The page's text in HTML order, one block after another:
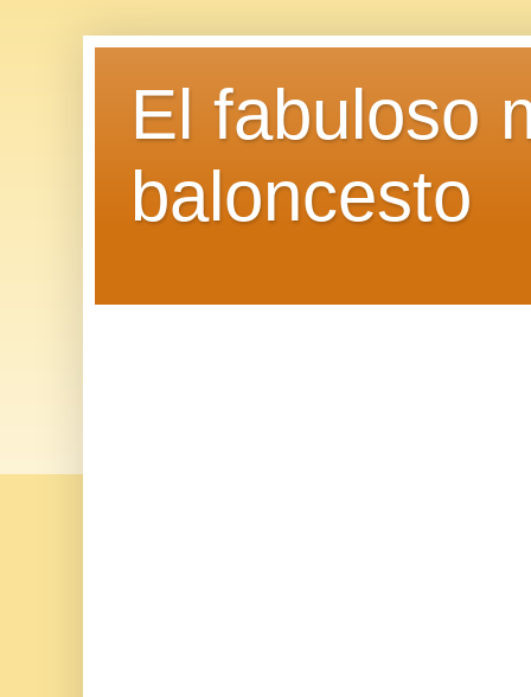
El fabuloso
baloncesto